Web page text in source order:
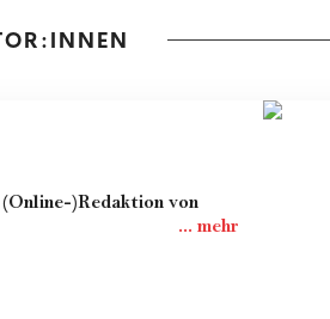
)Redaktion von